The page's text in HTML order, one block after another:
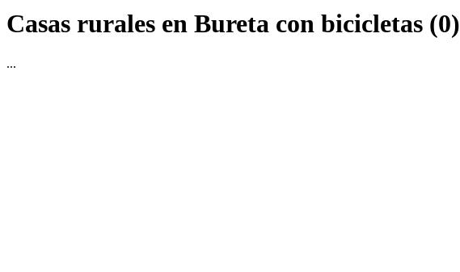
Casas rurales en Bureta con bicicletas (0)
...